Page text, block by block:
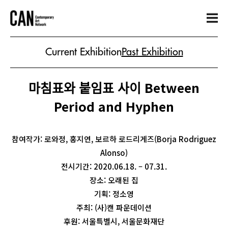
Current ExhibitionPast Exhibition
마침표와 붙임표 사이 Between
Period and Hyphen
참여작가: 로와정, 홍지연, 보르하 로드리게즈(Borja Rodriguez
Alonso)
전시기간: 2020.06.18. – 07.31.
장소: 오래된 집
기획: 정소영
주최: (사)캔 파운데이션
후원: 서울특별시, 서울문화재단